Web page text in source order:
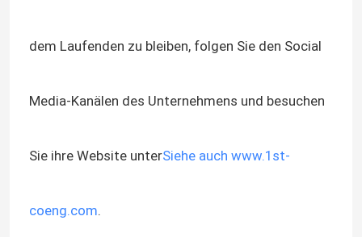
dem Laufenden zu bleiben, folgen Sie den Social
Media-Kanälen des Unternehmens und besuchen
Sie ihre Website unterSiehe auch www.1st-
coeng.com.